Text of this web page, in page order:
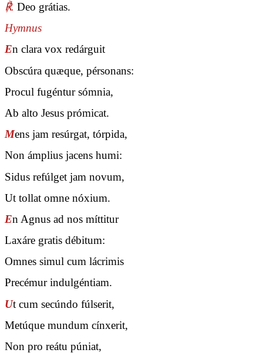
℟. Deo grátias.
Hymnus
En clara vox redárguit
Obscúra quæque, pérsonans:
Procul fugéntur sómnia,
Ab alto Jesus prómicat.
Mens jam resúrgat, tórpida,
Non ámplius jacens humi:
Sidus refúlget jam novum,
Ut tollat omne nóxium.
En Agnus ad nos míttitur
Laxáre gratis débitum:
Omnes simul cum lácrimis
Precémur indulgéntiam.
Ut cum secúndo fúlserit,
Metúque mundum cínxerit,
Non pro reátu púniat,